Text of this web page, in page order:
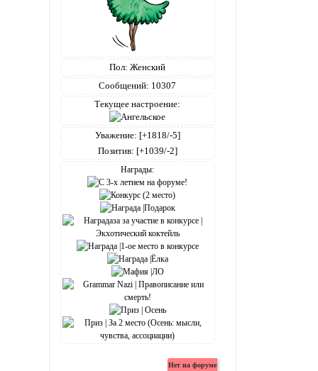
Пол: Женский
Сообщений: 10307
Текущее настроение:
Уважение: [+1818/-5]
Позитив: [+1039/-2]
Награды: